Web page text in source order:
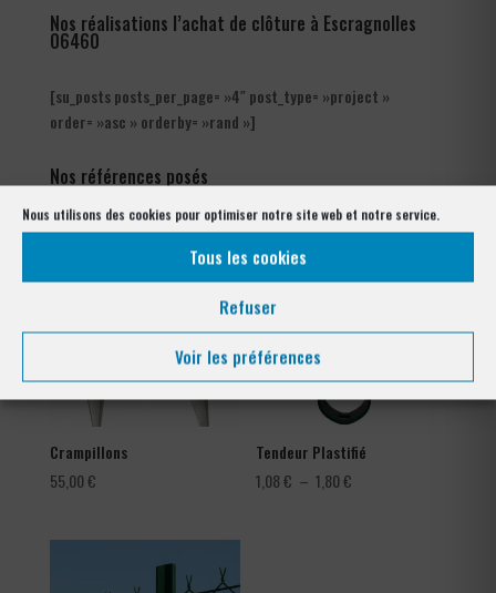
Nous utilisons des cookies pour optimiser notre site web et notre service.
Tous les cookies
Refuser
Voir les préférences
Nos réalisations l’achat de clôture à Escragnolles
06460
[su_posts posts_per_page= »4″ post_type= »project »
order= »asc » orderby= »rand »]
Nos références posés
à Escragnolles 06460
Crampillons
55,00€
Tendeur Plastifié
1,08€ – 1,80€